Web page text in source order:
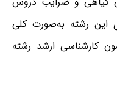
این رشته به‌صورت کلی
کارشناسی ارشد رشته